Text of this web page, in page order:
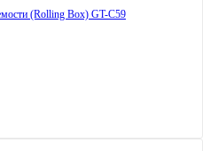
(Rolling Box) GT-C59